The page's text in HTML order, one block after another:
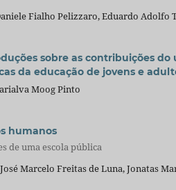
Fialho Pelizzaro, Eduardo Adolfo
sobre as contribuições
da educação de jovens e
Moog Pinto
humanos
de uma escola pública
Marcelo Freitas de Luna, Jonatas